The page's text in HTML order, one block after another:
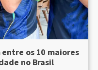
entre os 10 maiores
no Brasil